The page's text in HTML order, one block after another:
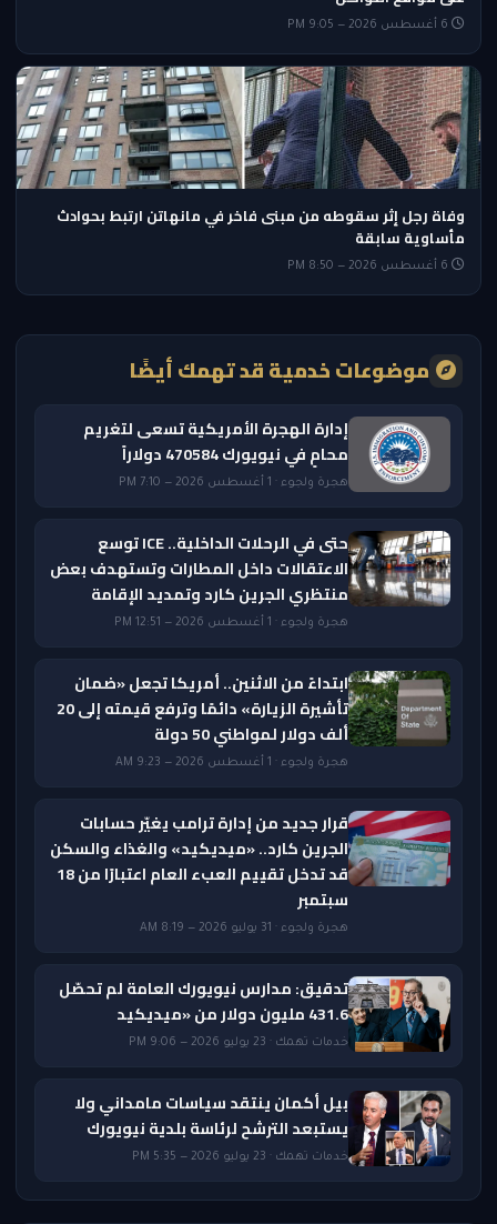
وفاة رجل إثر سقوطه من مبنى فاخر في مانهاتن ارتبط بحوادث
مأساوية سابقة
موضوعات خدمية قد تهمك أيضًا
إدارة الهجرة الأمريكية تسعى لتغريم
محامٍ في نيويورك 470584 دولاراً
هجرة ولجوء · 1 أغسطس 2026 — 7:10 PM
حتى في الرحلات الداخلية.. ICE توسع
الاعتقالات داخل المطارات وتستهدف بعض
منتظري الجرين كارد وتمديد الإقامة
هجرة ولجوء · 1 أغسطس 2026 — 12:51 PM
ابتداءً من الاثنين.. أمريكا تجعل «ضمان
تأشيرة الزيارة» دائمًا وترفع قيمته إلى 20
ألف دولار لمواطني 50 دولة
هجرة ولجوء · 1 أغسطس 2026 — 9:23 AM
قرار جديد من إدارة ترامب يغيّر حسابات
الجرين كارد.. «ميديكيد» والغذاء والسكن
قد تدخل تقييم العبء العام اعتبارًا من 18
سبتمبر
هجرة ولجوء · 31 يوليو 2026 — 8:19 AM
تدقيق: مدارس نيويورك العامة لم تحصّل
431.6 مليون دولار من «ميديكيد
خدمات تهمك · 23 يوليو 2026 — 9:06 PM
بيل أكمان ينتقد سياسات مامداني ولا
يستبعد الترشح لرئاسة بلدية نيويورك
خدمات تهمك · 23 يوليو 2026 — 5:35 PM